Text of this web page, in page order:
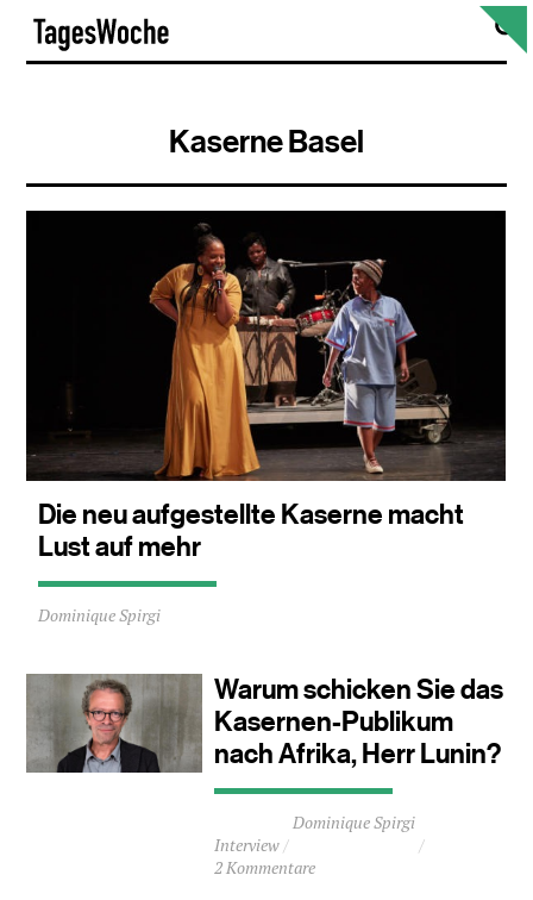
Skip
content
Kaserne Basel
Die neu aufgestellte Kaserne macht
Lust auf mehr
Durchschnittliche
Lesezeit
1
Minuten
Dominique Spirgi
Warum schicken Sie das
Kasernen-Publikum
nach Afrika, Herr Lunin?
Durchschnittliche
ca.
2
Interview
Dominique Spirgi
2 Kommentare